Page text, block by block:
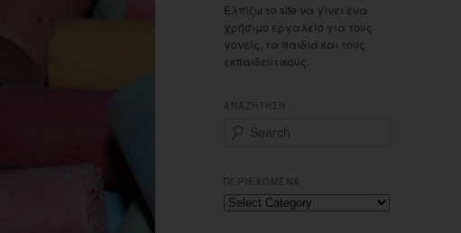
Ελπίζω το site να γίνει ένα
χρήσιμο εργαλείο για τους
γονείς, τα παιδιά και τους
εκπαιδευτικούς.
ΑΝΑΖΗΤΗΣΗ
r
c
h
ΠΕΡΙΕΧΟΜΕΝΑ
Περιεχομενα